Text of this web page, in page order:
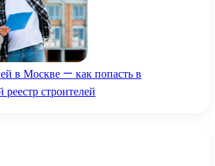
в Москве — как попасть в
строителей